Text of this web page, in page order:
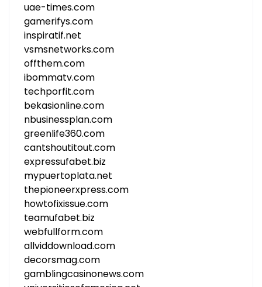
uae-times.com
gamerifys.com
inspiratif.net
vsmsnetworks.com
offthem.com
ibommatv.com
techporfit.com
bekasionline.com
nbusinessplan.com
greenlife360.com
cantshoutitout.com
expressufabet.biz
mypuertoplata.net
thepioneerxpress.com
howtofixissue.com
teamufabet.biz
webfullform.com
allviddownload.com
decorsmag.com
gamblingcasinonews.com